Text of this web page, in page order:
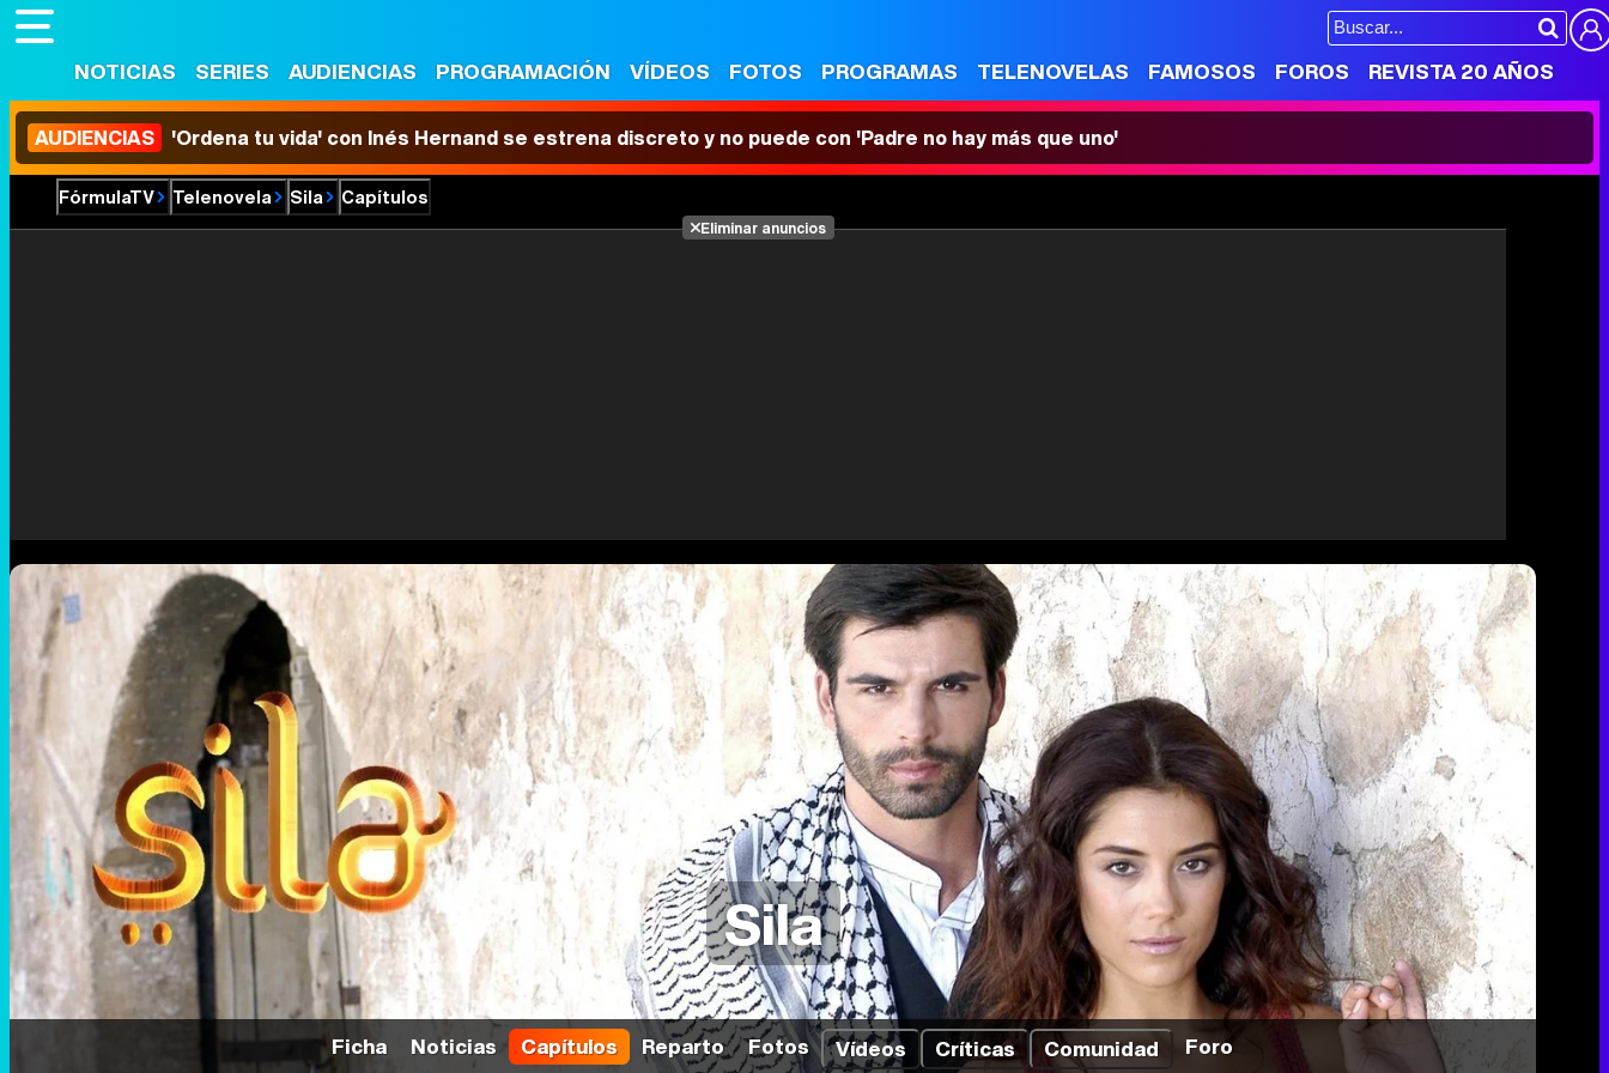
NOTICIAS SERIES AUDIENCIAS PROGRAMACIÓN VÍDEOS FOTOS PROGRAMAS TELENOVELAS FAMOSOS FOROS REVISTA 20 AÑOS
AUDIENCIAS 'Ordena tu vida' con Inés Hernand se estrena discreto y no puede con 'Padre no hay más que uno'
FórmulaTV Telenovela Sila Capítulos
Eliminar anuncios
Sila
Ficha Noticias Capítulos Reparto Fotos Vídeos Críticas Comunidad Foro